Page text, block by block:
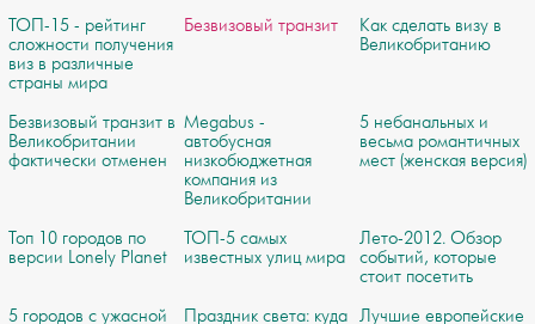
ТОП-15 - рейтинг
сложности получения
виз в различные
страны мира
Безвизовый транзит
Как сделать визу в
Великобританию
Безвизовый транзит в
Великобритании
фактически отменен
Megabus -
автобусная
низкобюджетная
компания из
Великобритании
5 небанальных и
весьма романтичных
мест (женская версия)
Топ 10 городов по
версии Lonely Planet
ТОП-5 самых
известных улиц мира
Лето-2012. Обзор
событий, которые
стоит посетить
5 городов с ужасной
Праздник света: куда Лучшие европейские